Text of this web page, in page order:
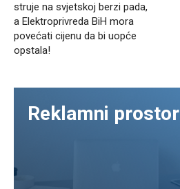
struje na svjetskoj berzi pada,
a Elektroprivreda BiH mora
povećati cijenu da bi uopće
opstala!
Reklamni prostor